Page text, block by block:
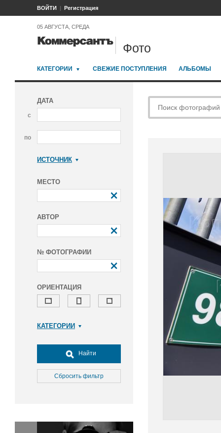
ВОЙТИ Регистрация
05 АВГУСТА, СРЕДА
Фото
КАТЕГОРИИ СВЕЖИЕ ПОСТУПЛЕНИЯ АЛЬБОМЫ
ДАТА
с
по
ИСТОЧНИК
МЕСТО
АВТОР
№ ФОТОГРАФИИ
ОРИЕНТАЦИЯ
КАТЕГОРИИ
Досуг, туризм и отдых
Культура
Медицина
Окружающая среда
Найти
Сбросить фильтр